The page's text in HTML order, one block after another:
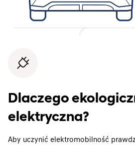
Dlaczego
elektryczna?
Aby uczynić elektromobilność